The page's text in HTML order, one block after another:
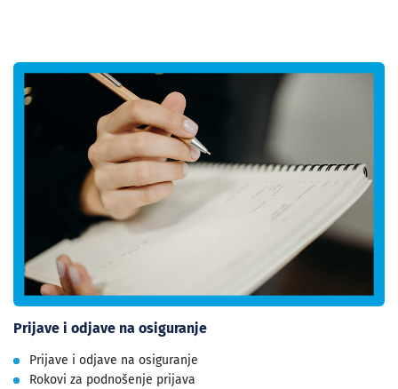
Prijave i odjave na osiguranje
Prijave i odjave na osiguranje
Rokovi za podnošenje prijava